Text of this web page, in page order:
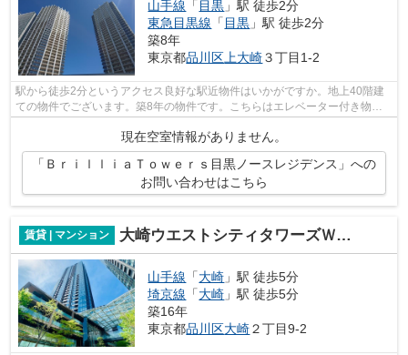
山手線 「 目黒 」駅 徒歩2分
東急目黒線 「 目黒 」駅 徒歩2分
築8年
東京都品川区上大崎３丁目1-2
駅から徒歩2分というアクセス良好な駅近物件はいかがですか。地上40階建
ての物件でございます。築8年の物件です。こちらはエレベーター付き物件
現在空室情報がありません。
「ＢｒｉｌｌｉａＴｏｗｅｒｓ目黒ノースレジデンス」への
お問い合わせはこちら
賃貸 | マンション 大崎ウエストシティタワーズＷＥＳＴ
山手線 「大崎 」駅 徒歩5分
埼京線 「大崎 」駅 徒歩5分
築16年
東京都品川区大崎２丁目9-2